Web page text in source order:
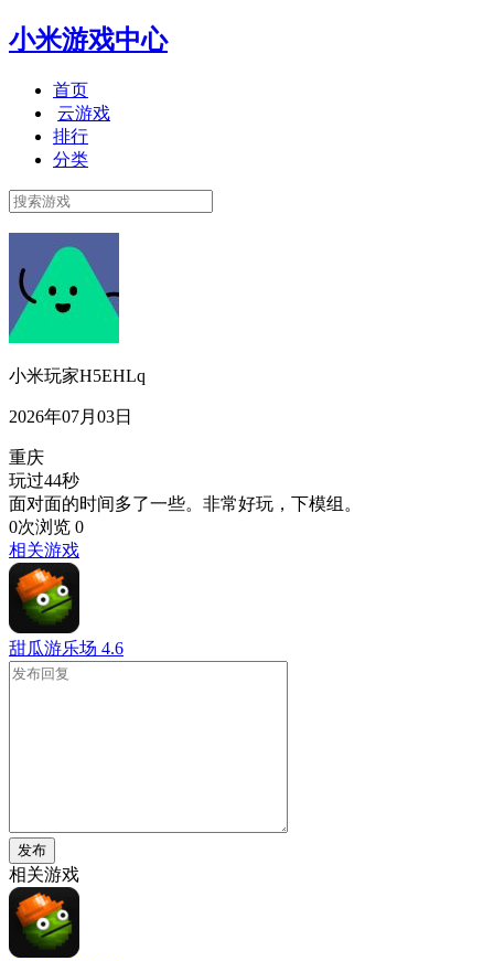
小米游戏中心
首页
云游戏
排行
分类
小米玩家H5EHLq
2026年07月03日
重庆
玩过44秒
面对面的时间多了一些。非常好玩，下模组。
0次浏览 0
相关游戏
甜瓜游乐场 4.6
发布
相关游戏